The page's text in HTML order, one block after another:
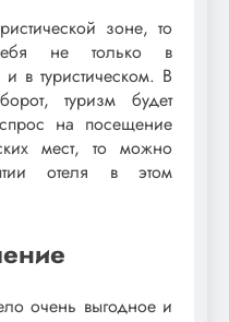
зоне, то
не только в
в туристическом. В
туризм будет
на посещение
мест, то можно
отеля в этом
очень выгодное и